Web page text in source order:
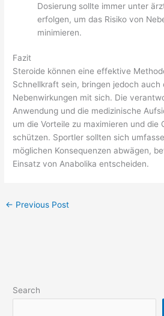
Dosierung sollte immer unter
erfolgen, um das Risiko von
minimieren.
Fazit
Steroide können eine effektive
Schnellkraft sein, bringen jedoch auch
Nebenwirkungen mit sich. Die
Anwendung und die medizinische
um die Vorteile zu maximieren und die
schützen. Sportler sollten sich
möglichen Konsequenzen abwägen,
Einsatz von Anabolika entscheiden.
← Previous Post
Search